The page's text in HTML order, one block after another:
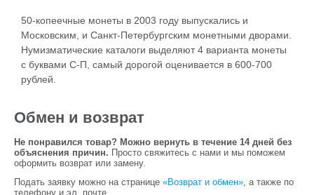
50-копеечные монеты в 2003 году выпускались и
Московским, и Санкт-Петербургским монетными дворами.
Нумизматические каталоги выделяют 4 варианта монеты
с буквами С-П, самый дорогой оценивается в 600-700
рублей.
Обмен и возврат
Не понравился товар? Можно вернуть в течение 14 дней без
объяснения причин. Просто свяжитесь с нами и мы поможем
оформить возврат или замену.
Подать заявку можно на странице «Возврат и обмен», а также по
телефону и эл. почте.